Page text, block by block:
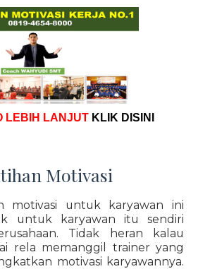
LEBIH LANJUT KLIK DISINI
Motivasi
motivasi untuk karyawan ini
untuk karyawan itu sendiri
Tidak heran kalau
rela memanggil trainer yang
motivasi karyawannya.